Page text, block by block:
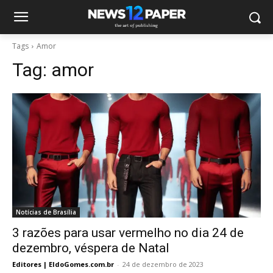
Tags Amor
Tag: amor
Notícias de Brasília
3 razões para usar vermelho no dia 24 de
dezembro, véspera de Natal
Editores | EldoGomes.com.br - 24 de dezembro de 2023